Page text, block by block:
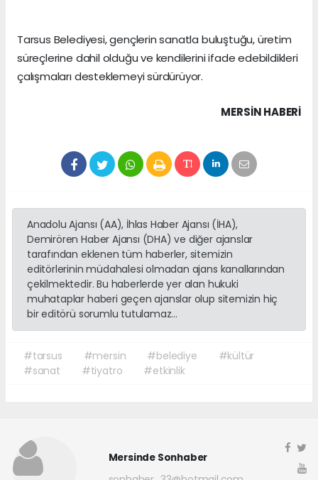
Tarsus Belediyesi, gençlerin sanatla buluştuğu, üretim
süreçlerine dahil olduğu ve kendilerini ifade edebildikleri
çalışmaları desteklemeyi sürdürüyor.
MERSIN HABERİ
Anadolu Ajansı (AA), İhlas Haber Ajansı (İHA),
Demirören Haber Ajansı (DHA) ve diğer ajanslar
tarafından eklenen tüm haberler, sitemizin
editörlerinin müdahalesi olmadan ajans kanallarından
çekilmektedir. Bu haberlerde yer alan hukuki
muhataplar haberi geçen ajanslar olup sitemizin hiç
bir editörü sorumlu tutulamaz...
#tarsus #mersin #belediye
#kültür
#sanat
#tiyatro #etkinlik
Mersinde Sonhaber